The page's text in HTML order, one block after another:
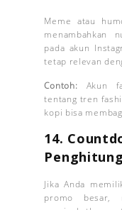
Meme atau
menambahkan
pada akun
tetap relevan
Contoh: Akun
tentang tren
kopi bisa
14.
Jika Anda
promo besar,